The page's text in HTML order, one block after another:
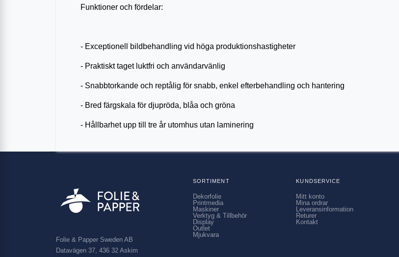
Funktioner och fördelar:
- Exceptionell bildbehandling vid höga produktionshastigheter
- Praktiskt taget luktfri och användarvänlig
- Snabbtorkande och reptålig för snabb, enkel efterbehandling och hantering
- Bred färgskala för djupröda, blåa och gröna
- Hållbarhet upp till tre år utomhus utan laminering
Folie & Papper Sweden AB
Datavägen 37, 436 32 Askim
SORTIMENT
Dekorfolie
Printmedia
Maskiner
Verktyg & Tillbehör
Display
Outlet
Mjukvara
KUNDSERVICE
Mitt konto
Mina ordrar
Leveransinformation
Returer
Kontakt